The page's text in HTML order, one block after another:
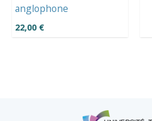
anglophone
22,00 €